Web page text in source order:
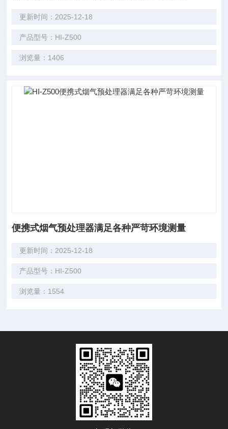
更新时间：2025-12-18
产品型号：HI-Z500
浏览量：1406
便携式烟气预处理器满足各种严苛环境测量
更新时间：2025-12-18
产品型号：HI-Z500
浏览量：1554